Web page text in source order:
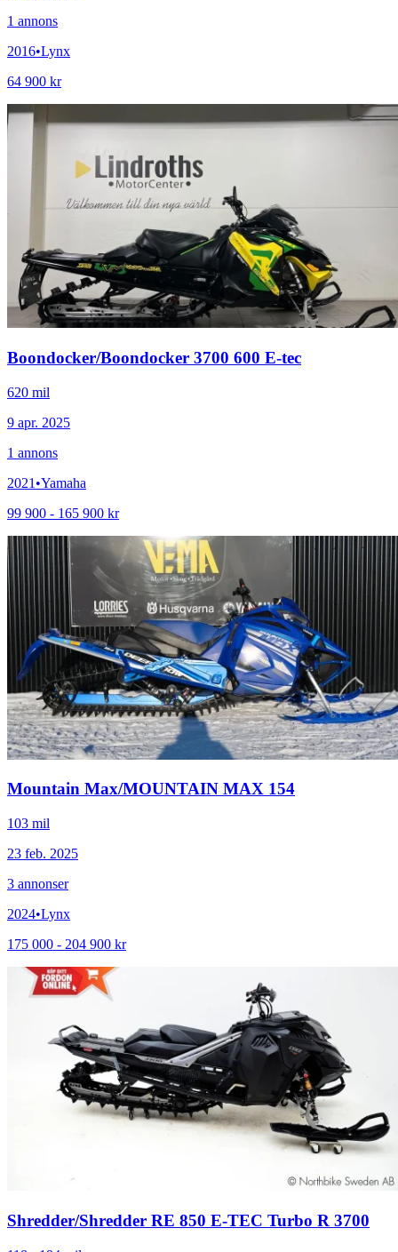
1 annons
2016•Lynx
64 900 kr
Boondocker/Boondocker 3700 600 E-tec
620 mil
9 apr. 2025
1 annons
2021 •Yamaha
99 900 - 165 900 kr
Mountain Max/MOUNTAIN MAX 154
103 mil
23 feb. 2025
3 annonser
2024•Lynx
175 000 - 204 900 kr
Shredder/Shredder RE 850 E-TEC Turbo R 3700